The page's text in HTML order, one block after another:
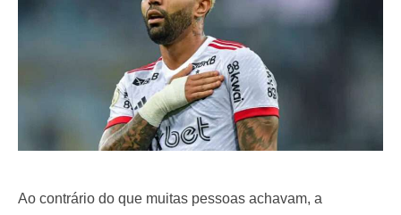
Ao contrário do que muitas pessoas achavam, a